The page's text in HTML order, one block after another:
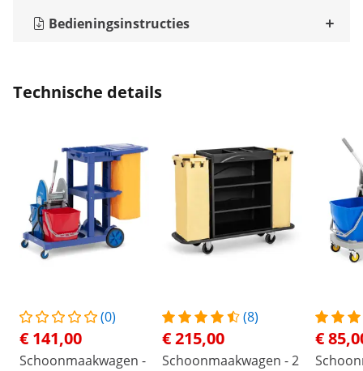
Bedieningsinstructies
Technische details
(0)
€ 141,00
Schoonmaakwagen -
(8)
€ 215,00
Schoonmaakwagen - 2
€